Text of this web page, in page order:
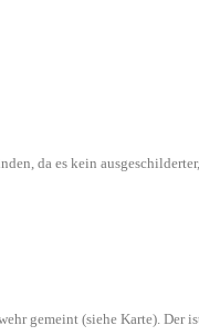
da es kein
gemeint (siehe Karte).